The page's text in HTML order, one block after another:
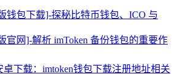
钱包下载]-探秘比特币钱包、ICO 与
官网]-解析 imToken 备份钱包的重要作
卓下载：imtoken钱包下载注册地址相关